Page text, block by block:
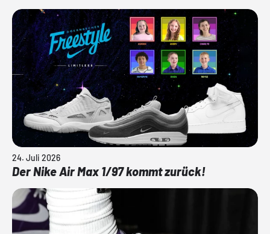
24. Juli 2026
Der Nike Air Max 1/97 kommt zurück!